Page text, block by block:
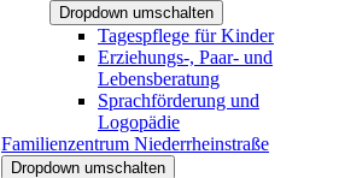
Dropdown umschalten
Tagespflege für Kinder
Erziehungs-, Paar- und
Lebensberatung
Sprachförderung und
Logopädie
Familienzentrum Niederrheinstraße
Dropdown umschalten